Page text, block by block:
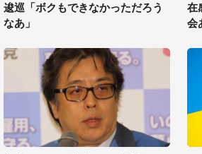
逡巡「ボクもできなかっただろう
なあ」
在
会